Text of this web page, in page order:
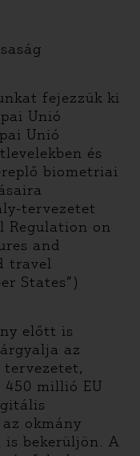
fejezzük ki
Unió
Unió
és
biometriai
tervezetet
Regulation on
and
travel
States”)
előtt is
az
tervezetet,
millió EU
okmány
bekerüljön. A